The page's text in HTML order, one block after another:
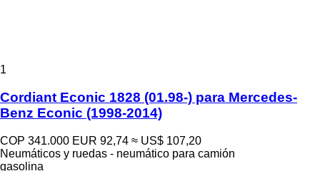
1
Cordiant Econic 1828 (01.98-) para Mercedes-
Benz Econic (1998-2014)
COP 341.000 EUR 92,74 ≈ US$ 107,20
Neumáticos y ruedas - neumático para camión
gasolina